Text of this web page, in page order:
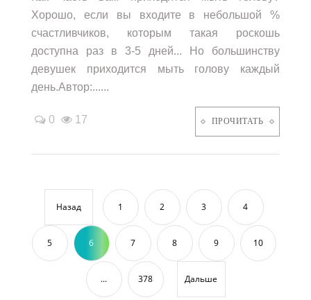
Хорошо, если вы входите в небольшой %
счастливчиков, которым такая роскошь
доступна раз в 3-5 дней... Но большинству
девушек приходится мыть голову каждый
день.Автор:......
0 17 ПРОЧИТАТЬ
Назад 1 2 3 4
5 6 7 8 9 10
... 378 Дальше